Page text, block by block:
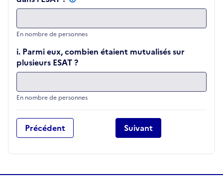
En nombre de personnes
i. Parmi eux, combien étaient mutualisés sur
plusieurs ESAT ?
En nombre de personnes
Suivant
Précédent